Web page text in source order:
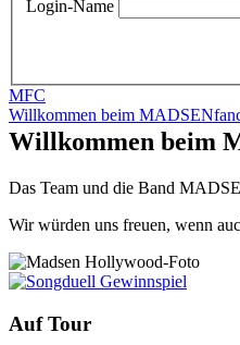
Login-Name
MFC
Willkommen beim
Willkommen beim
Das Team und die Band
Wir würden uns freuen, wenn
Auf Tour